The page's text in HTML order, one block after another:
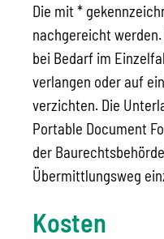
Die mit *
nachgereicht
bei Bedarf im
verlangen oder auf
verzichten. Die
Portable Document
der
Übermittlungsweg
Kosten